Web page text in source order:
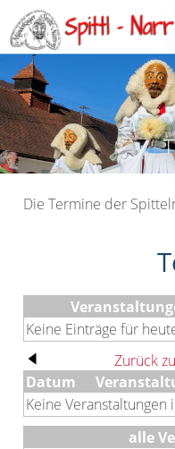
Die Termine der
Keine Einträge für
Zurück
Datum
Keine
alle